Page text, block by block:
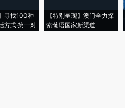
寻找100种
方式·第一对
【特别呈现】澳门全力探
索葡语国家新渠道